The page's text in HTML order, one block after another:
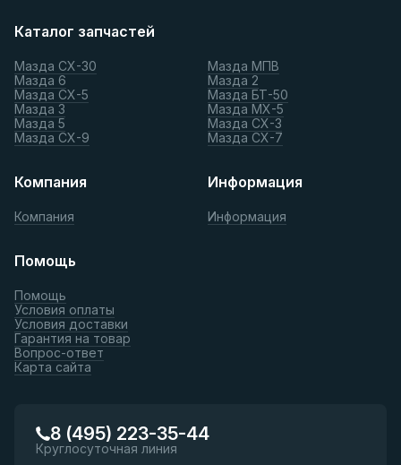
Каталог запчастей
Мазда СХ-30
Мазда 6
Мазда СХ-5
Мазда 3
Мазда 5
Мазда СХ-9
Мазда МПВ
Мазда 2
Мазда БТ-50
Мазда МХ-5
Мазда СХ-3
Мазда СХ-7
Компания
Компания
Информация
Информация
Помощь
Помощь
Условия оплаты
Условия доставки
Гарантия на товар
Вопрос-ответ
Карта сайта
8 (495) 223-35-44
Круглосуточная линия